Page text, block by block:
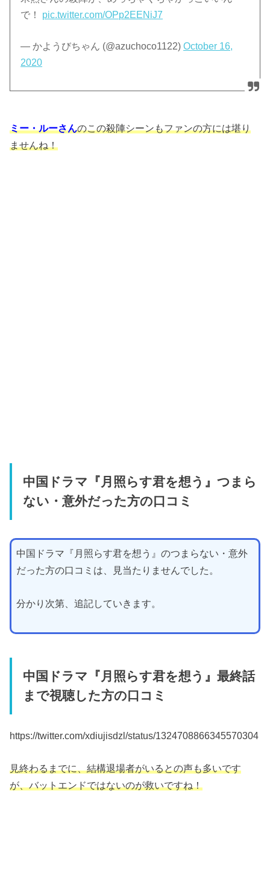
で！ pic.twitter.com/OPp2EENiJ7
— かようびちゃん (@azuchoco1122)October 16,
2020
ミー・ルーさんのこの殺陣シーンもファンの方には堪り
ませんね！
中国ドラマ『月照らす君を想う』つまら
ない・意外だった方の口コミ
中国ドラマ『月照らす君を想う』のつまらない・意外
だった方の口コミは、見当たりませんでした。
分かり次第、追記していきます。
中国ドラマ『月照らす君を想う』最終話
まで視聴した方の口コミ
https://twitter.com/xdiujisdzl/status/1324708866345570304
見終わるまでに、結構退場者がいるとの声も多いです
が、バットエンドではないのが救いですね！